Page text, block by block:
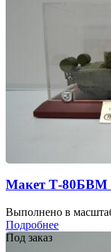
Макет Т-80БВМ
Выполнено в
Подробнее
Под заказ